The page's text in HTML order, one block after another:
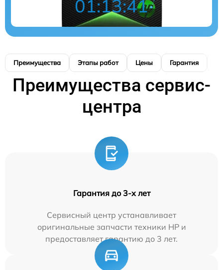
01:13:39
Преимущества Этапы работ Цены Гарантия
Преимущества сервис-
центра
Гарантия до 3-х лет
Сервисный центр устанавливает
оригинальные запчасти техники HP и
предоставляет гарантию до 3 лет.